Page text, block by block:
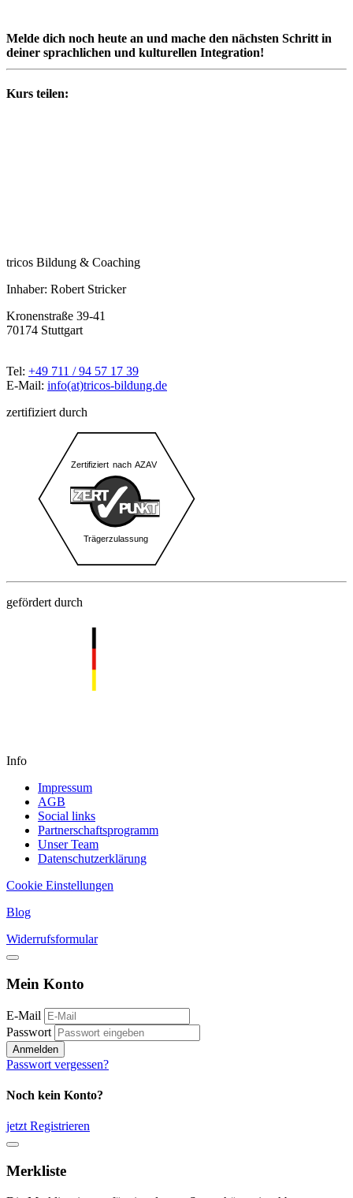
Melde dich noch heute an und mache den nächsten Schritt in
deiner sprachlichen und kulturellen Integration!
Kurs teilen:
tricos Bildung & Coaching
Inhaber: Robert Stricker
Kronenstraße 39-41
70174 Stuttgart
Tel: +49 711 / 94 57 17 39
E-Mail: info(at)tricos-bildung.de
zertifiziert durch
gefördert durch
Info
Impressum
AGB
Social links
Partnerschaftsprogramm
Unser Team
Datenschutzerklärung
Cookie Einstellungen
Blog
Widerrufsformular
Mein Konto
E-Mail
Passwort
Anmelden
Passwort vergessen?
Noch kein Konto?
jetzt Registrieren
Merkliste